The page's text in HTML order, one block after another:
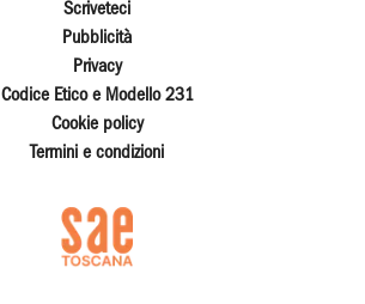
Scriveteci
Pubblicità
Privacy
Codice Etico e Modello 231
Cookie policy
Termini e condizioni